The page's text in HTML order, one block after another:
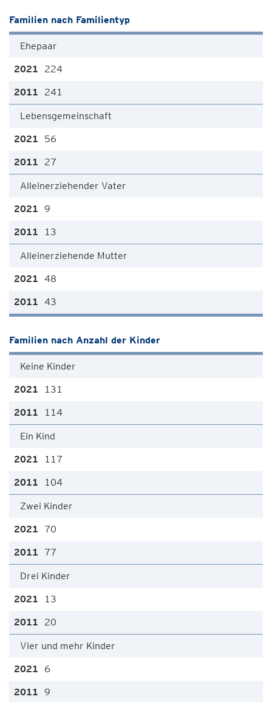
Familien nach Familientyp
Ehepaar
224
241
Lebensgemeinschaft
56
27
Alleinerziehender Vater
9
13
Alleinerziehende Mutter
48
43
Familien nach Anzahl der Kinder
Keine Kinder
131
114
Ein Kind
117
104
Zwei Kinder
70
77
Drei Kinder
13
20
Vier und mehr Kinder
6
9